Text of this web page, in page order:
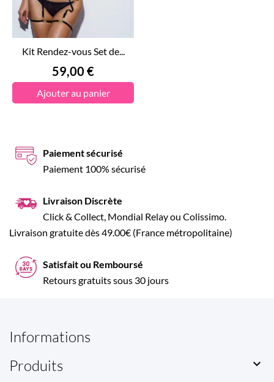
Kit Rendez-vous Set de...
Prix
59,00 €
Ajouter au panier
Paiement sécurisé
Paiement 100% sécurisé
Livraison Discrète
Click & Collect, Mondial Relay ou Colissimo.
Livraison gratuite dès 49.00€ (France métropolitaine)
Satisfait ou Remboursé
Retours gratuits sous 30 jours
Informations
Produits
